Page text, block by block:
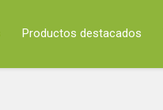
Productos destacados